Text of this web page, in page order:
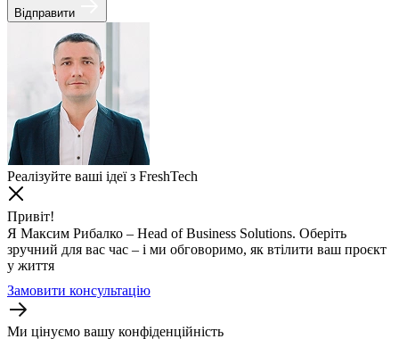
Відправити
Реалізуйте ваші ідеї з FreshTech
Привіт!
Я Максим Рибалко – Head of Business Solutions. Оберіть
зручний для вас час – і ми обговоримо, як втілити ваш проєкт
у життя
Замовити консультацію
Ми цінуємо вашу конфіденційність